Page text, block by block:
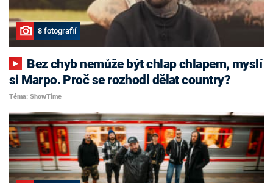
8 fotografií
si Marpo. Proč se rozhodl dělat country?
Téma: ShowTime